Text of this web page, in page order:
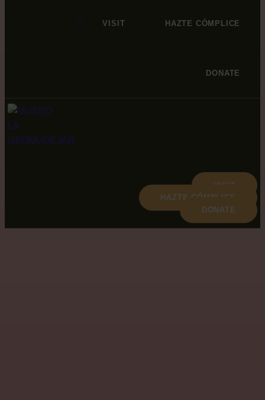
VISIT HAZTE CÓMPLICE
DONATE
VISIT
HAZTE CÓMPLICE
DONATE